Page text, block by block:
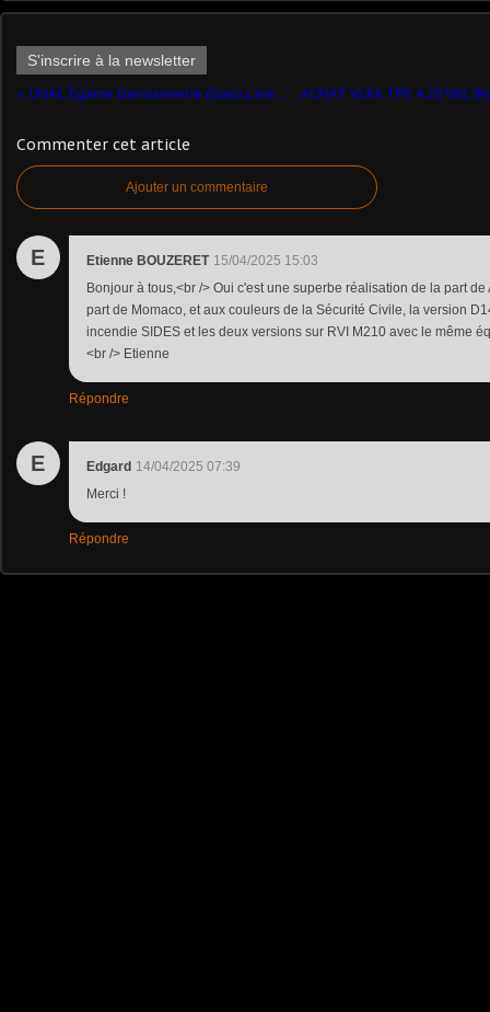
S'inscrire à la newsletter
UNAC Egame Gendarmerie (Gaso.Line - 1/48 - par François) ​
Commenter cet article
Ajouter un commentaire
E Etienne BOUZERET 15/04/2025 15:03
Bonjour à tous,<br /> Oui c'est une superbe réalisation de la part
part de Momaco, et aux couleurs de la Sécurité Civile, la version
incendie SIDES et les deux versions sur RVI M210 avec le même
<br /> Etienne
Répondre
E Edgard 14/04/2025 07:39
Merci !
Répondre